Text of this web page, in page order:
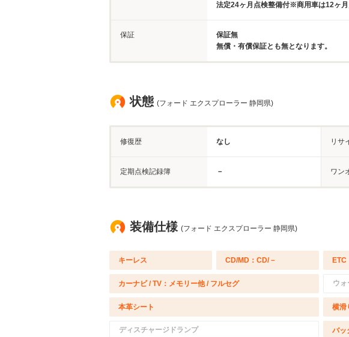
法定24ヶ月点検整備付※商用車は12ヶ
保証
保証無
無償・有償保証とも無となります。
状態 (フォード エクスプローラー 静岡県)
修復歴 なし リサ
定期点検記録簿 － ワン
装備仕様 (フォード エクスプローラー 静岡県)
キーレス CD/MD：CD/－ ETC
カーナビ / TV：メモリー他 / フルセグ ウ
本革シート 横滑
ディスチャージドランプ バッ